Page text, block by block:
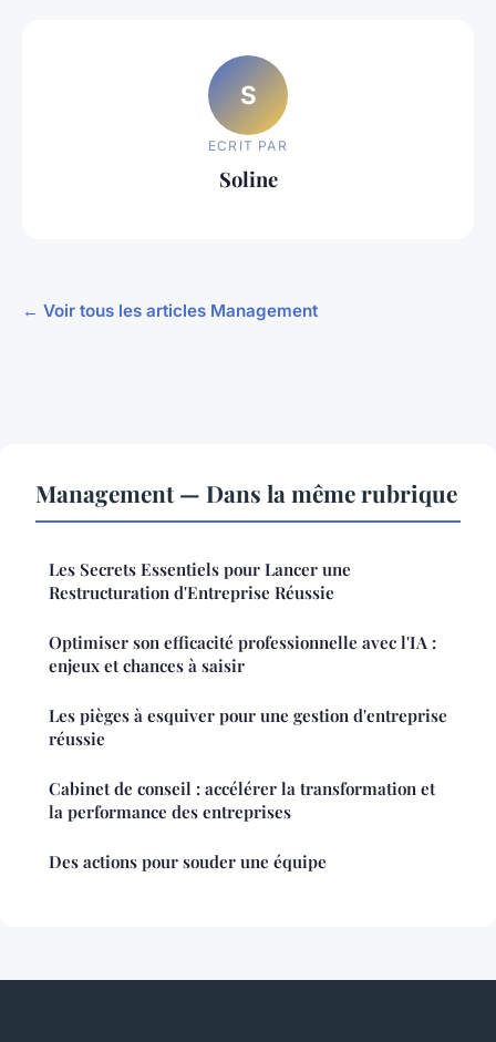
S
ECRIT PAR
Soline
← Voir tous les articles Management
Management — Dans la même rubrique
Les Secrets Essentiels pour Lancer une
Restructuration d'Entreprise Réussie
Optimiser son efficacité professionnelle avec l'IA :
enjeux et chances à saisir
Les pièges à esquiver pour une gestion d'entreprise
réussie
Cabinet de conseil : accélérer la transformation et
la performance des entreprises
Des actions pour souder une équipe